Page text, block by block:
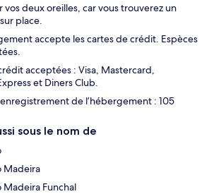
vos deux oreilles, car vous trouverez un
place.
accepte les cartes de crédit. Espèces
acceptées : Visa, Mastercard,
et Diners Club.
de l’hébergement : 105
sous le nom de
Madeira
Madeira Funchal